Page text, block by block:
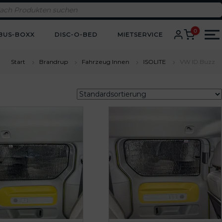
BOXX DISC-O-BED MIETSERVICE 0
Start Brandrup Fahrzeug Innen ISOLITE VW ID.Buzz